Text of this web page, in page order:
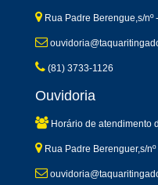
Rua Padre Berengue,s/
(81) 3733-1126
Ouvidoria
Horário de atendimento
Rua Padre Berenguer,s/